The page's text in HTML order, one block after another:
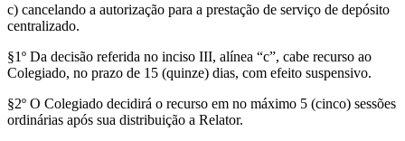
c) cancelando a autorização para a prestação de serviço de depósito
centralizado.
§1º Da decisão referida no inciso III, alínea “c”, cabe recurso ao
Colegiado, no prazo de 15 (quinze) dias, com efeito suspensivo.
§2º O Colegiado decidirá o recurso em no máximo 5 (cinco) sessões
ordinárias após sua distribuição a Relator.